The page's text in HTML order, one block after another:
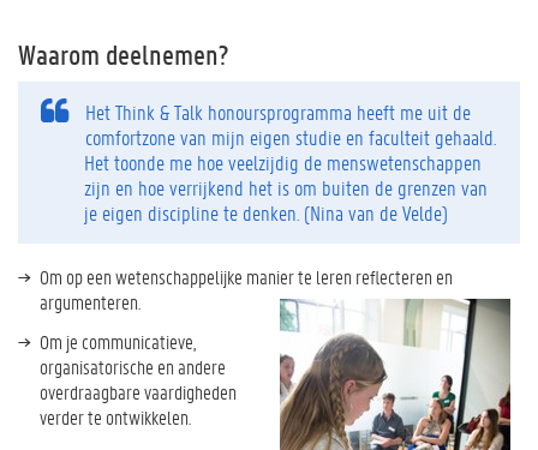
Waarom deelnemen?
Het Think & Talk honoursprogramma heeft me uit de
comfortzone van mijn eigen studie en faculteit gehaald.
Het toonde me hoe veelzijdig de menswetenschappen
zijn en hoe verrijkend het is om buiten de grenzen van
je eigen discipline te denken. (Nina van de Velde)
Om op een wetenschappelijke manier te leren reflecteren en
argumenteren.
Om je communicatieve,
organisatorische en andere
overdraagbare vaardigheden
verder te ontwikkelen.